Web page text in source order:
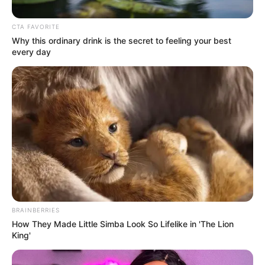
Instagram Epa Colombia
Epa Colombia podría llevar su caso a cortes
internacionales.
Por: J. Adriana Pardo
Febrero 11, 2025
CTA FAVORITE
Why this ordinary drink is the secret to feeling your best
every day
BRAINBERRIES
How They Made Little Simba Look So Lifelike in 'The Lion
King'